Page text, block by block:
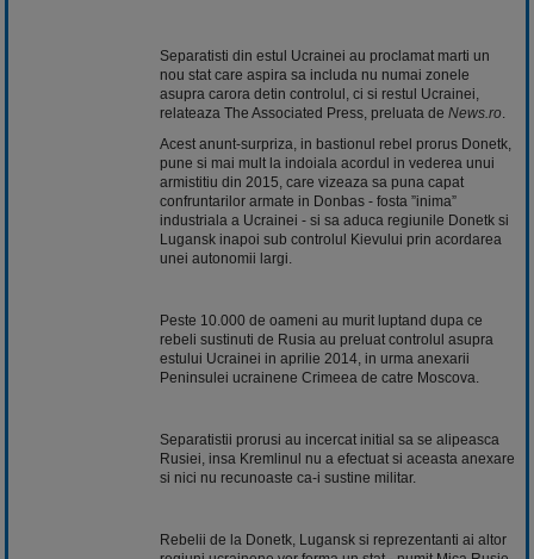
Separatisti din estul Ucrainei au proclamat marti un
nou stat care aspira sa includa nu numai zonele
asupra carora detin controlul, ci si restul Ucrainei,
relateaza The Associated Press, preluata de News.ro
Acest anunt-surpriza, in bastionul rebel prorus Donetk,
pune si mai mult la indoiala acordul in vederea unui
armistitiu din 2015, care vizeaza sa puna capat
confruntarilor armate in Donbas - fosta ”inima”
industriala a Ucrainei - si sa aduca regiunile Donetk si
Lugansk inapoi sub controlul Kievului prin acordarea
unei autonomii largi.
Peste 10.000 de oameni au murit luptand dupa ce
rebeli sustinuti de Rusia au preluat controlul asupra
estului Ucrainei in aprilie 2014, in urma anexarii
Peninsulei ucrainene Crimeea de catre Moscova.
Separatistii prorusi au incercat initial sa se alipeasca
Rusiei, insa Kremlinul nu a efectuat si aceasta anexare
si nici nu recunoaste ca-i sustine militar.
Rebelii de la Donetk, Lugansk si reprezentanti ai altor